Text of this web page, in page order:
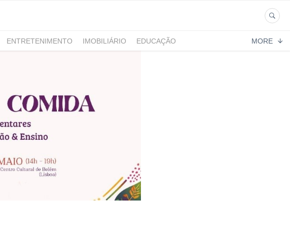
ENTRETENIMENTO IMOBILIÁRIO
EDUCAÇÃO
MORE